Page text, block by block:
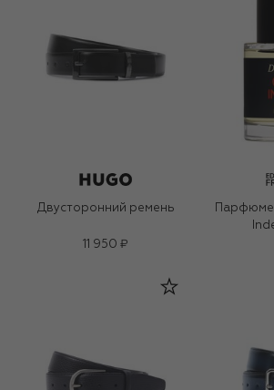
Двусторонний ремень
11 950 ₽